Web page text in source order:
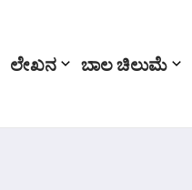
ಲೇಖನ ಬಾಲ ಚಿಲುಮೆ